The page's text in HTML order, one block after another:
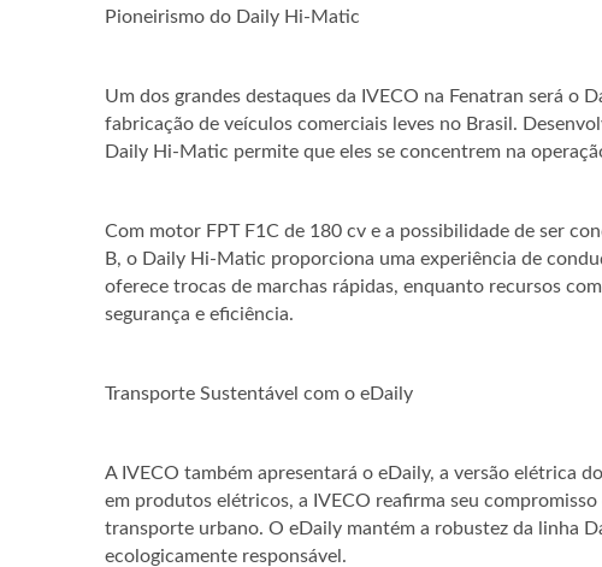
Pioneirismo do Daily Hi-Matic
Um dos grandes destaques da IVECO na Fenatran será o
fabricação de veículos comerciais leves no Brasil.
Daily Hi-Matic permite que eles se concentrem na
Com motor FPT F1C de 180 cv e a possibilidade de ser
B, o Daily Hi-Matic proporciona uma experiência de
oferece trocas de marchas rápidas, enquanto recursos
segurança e eficiência.
Transporte Sustentável com o eDaily
A IVECO também apresentará o eDaily, a versão elétrica
em produtos elétricos, a IVECO reafirma seu
transporte urbano. O eDaily mantém a robustez da linha
ecologicamente responsável.